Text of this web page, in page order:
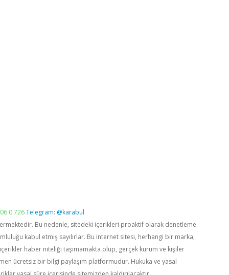
0 726Telegram: @karabul
Bu nedenle, sitedeki içerikleri proaktif olarak denetleme
kabul etmiş sayılırlar. Bu internet sitesi, herhangi bir marka,
haber niteliği taşımamakta olup, gerçek kurum ve kişiler
ücretsiz bir bilgi paylaşım platformudur. Hukuka ve yasal